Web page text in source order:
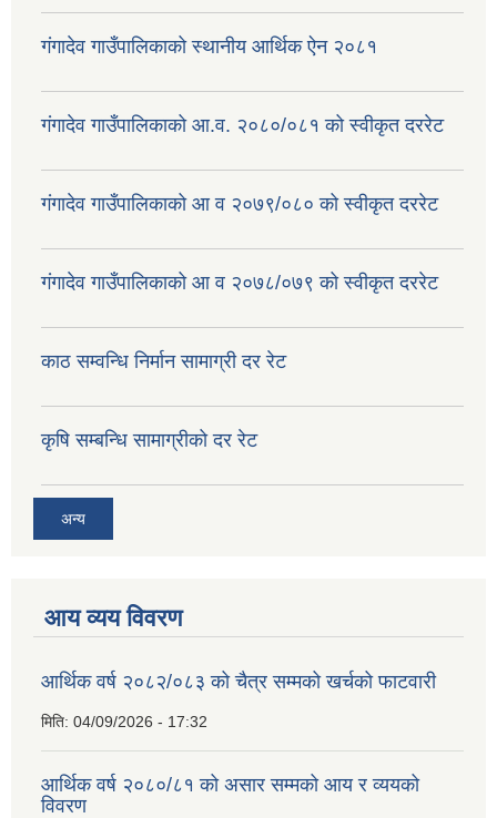
गंगादेव गाउँपालिकाको स्थानीय आर्थिक ऐन २०८१
गंगादेव गाउँपालिकाको आ.व. २०८०/०८१ को स्वीकृत दररेट
गंगादेव गाउँपालिकाको आ व २०७९/०८० को स्वीकृत दररेट
गंगादेव गाउँपालिकाको आ व २०७८/०७९ को स्वीकृत दररेट
काठ सम्वन्धि निर्मान सामाग्री दर रेट
कृषि सम्बन्धि सामाग्रीको दर रेट
अन्य
आय व्यय विवरण
आर्थिक वर्ष २०८२/०८३ को चैत्र सम्मको खर्चको फाटवारी
मिति: 04/09/2026 - 17:32
आर्थिक वर्ष २०८०/८१ को असार सम्मको आय र व्ययको
विवरण